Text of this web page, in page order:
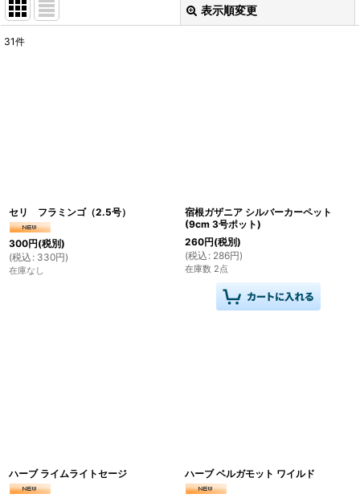
表示順変更
31件
セリ フラミンゴ（2.5号）
300円(税別)
(税込 : 330円)
在庫なし
宿根ガザニア シルバーカーペット
(9cm 3号ポット)
260円(税別)
(税込 : 286円)
在庫数 2点
ハーブ ライムライトセージ ハーブ ベルガモット ワイルド